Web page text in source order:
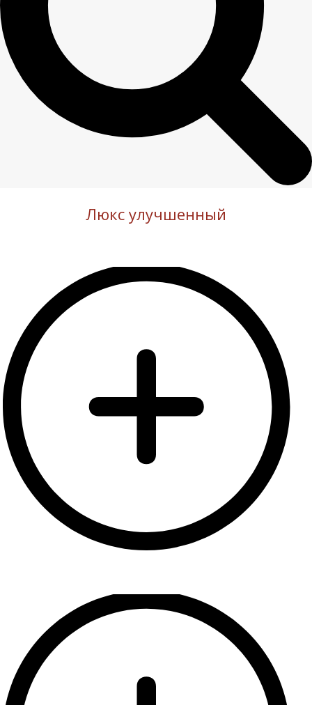
Люкс улучшенный